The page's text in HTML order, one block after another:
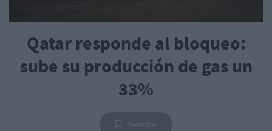
Qatar responde al bloqueo:
sube su producción de gas un
33%